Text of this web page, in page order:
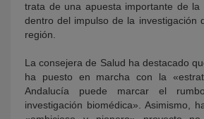
trata de una apuesta importante de la
dentro del impulso de la investigación
región.
La consejera de Salud ha destacado
ha puesto en marcha con la
Andalucía puede marcar el
investigación biomédica». Asimismo,